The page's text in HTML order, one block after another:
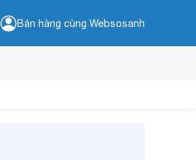
Bán hàng cùng Websosanh